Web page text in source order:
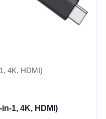
4K, HDMI)
1, 4K, HDMI)